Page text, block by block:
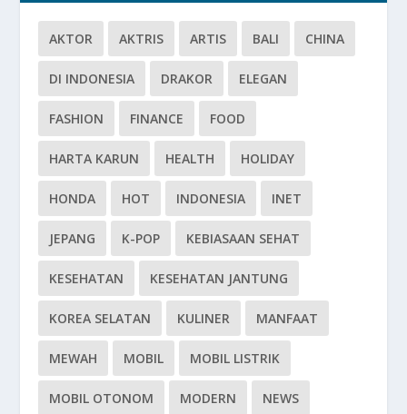
AKTOR AKTRIS ARTIS BALI CHINA
DI INDONESIA DRAKOR ELEGAN
FASHION FINANCE FOOD
HARTA KARUN HEALTH HOLIDAY
HONDA HOT INDONESIA INET
JEPANG K-POP KEBIASAAN SEHAT
KESEHATAN KESEHATAN JANTUNG
KOREA SELATAN KULINER MANFAAT
MEWAH MOBIL MOBIL LISTRIK
MOBIL OTONOM MODERN NEWS